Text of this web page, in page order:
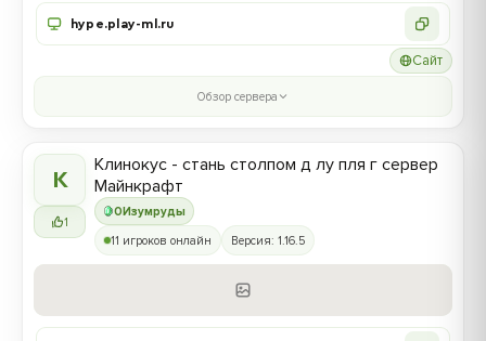
hype.play-ml.ru
Сайт
Обзор сервера
К
1
0Изумруды
Клинокус - стань столпом д лу пля г сервер
Майнкрафт
11 игроков онлайн Версия: 1.16.5